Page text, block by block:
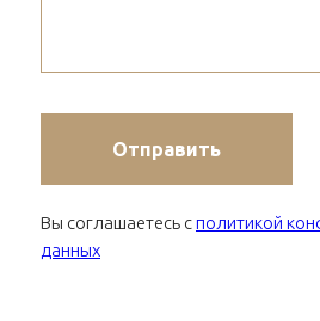
Отправить
Вы соглашаетесь сполитикой
данных